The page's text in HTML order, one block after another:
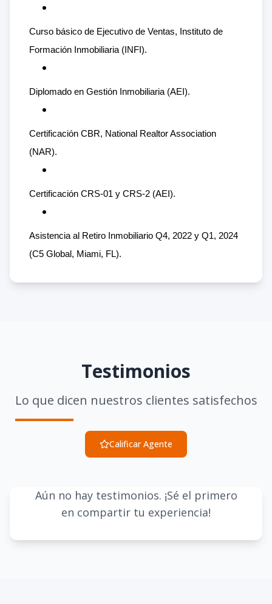
Curso básico de Ejecutivo de Ventas, Instituto de
Formación Inmobiliaria (INFI).
Diplomado en Gestión Inmobiliaria (AEI).
Certificación CBR, National Realtor Association
(NAR).
Certificación CRS-01 y CRS-2 (AEI).
Asistencia al Retiro Inmobiliario Q4, 2022 y Q1, 2024
(C5 Global, Miami, FL).
Testimonios
Lo que dicen nuestros clientes satisfechos
Calificar Agente
Aún no hay testimonios. ¡Sé el primero
en compartir tu experiencia!